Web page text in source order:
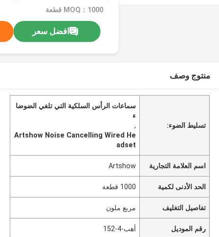
لسيناريوهات مثل الاستماع إلى
MOQ：1000 قطعة
افضل سعر
منتوج وصف
تسليط الضوء:
سماعات الرأس السلكية التي تلغي الضوضا
ء
,
Artshow Noise Cancelling Wired He
adset
اسم العلامة التجارية Artshow
الحد الأدنى لكمية 1000 قطعة
تفاصيل التغليف مربع ملون
رقم الموديل أهب-4-152